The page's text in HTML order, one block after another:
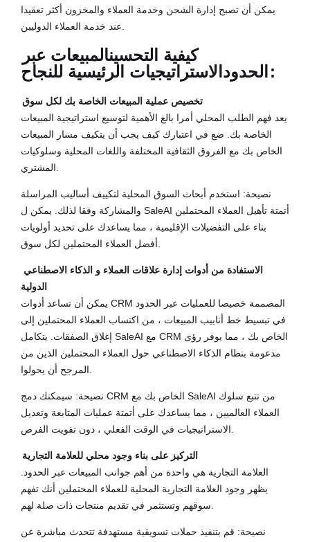
يمكن أن تصبح إدارة الشحن وخدمة العملاء والمخزون أكثر تعقيدا
عند خدمة العملاء الدوليين.
كيفية التحسينالمبيعات عبر
الحدود الاستراتيجيات الرئيسية للنجاح:
تخصيص عملية المبيعات الخاصة بك لكل سوق
يعد فهم الطلب المحلي أمرا بالغ الأهمية لتوسيع استراتيجية المبيعات
الخاصة بك. ضع في اعتبارك كيف يجب أن يتكيف مسار المبيعات
الخاص بك مع الفروق الثقافية المختلفة واللغات المحلية وسلوكيات
المشتري.
نصيحة: استخدم أبحاث السوق المحلية لتكييف أساليب المراسلة
والمشاركة وفقا لذلك. يمكن ل SaleAI أتمتة تأهيل العملاء المحتملين
بناء على التفضيلات الإقليمية ، مما يساعدك على تحديد أولويات
أفضل العملاء المحتملين لكل سوق.
الاستفادة من أدوات إدارة علاقات العملاء و الذكاء الاصطناعي
الدولية
يمكن أن تساعد أدوات CRM المصممة خصيصا للعمليات عبر الحدود
في تبسيط خط أنابيب المبيعات ، من اكتساب العملاء المحتملين إلى
إغلاق الصفقات. يتكامل SaleAI مع CRM الخاص بك ، مما يوفر رؤى
مدعومة بنظام الذكاء الاصطناعي حول العملاء المحتملين الذين من
المرجح أن يحولوا.
نصيحة: سيمكنك دمج CRM الخاص بك مع SaleAI من تتبع سلوك
العملاء العالميين ، مما يساعدك على أتمتة عمليات المتابعة وتعديل
الاستراتيجيات في الوقت الفعلي ، دون تفويت الفرص.
التركيز على بناء وجود محلي للعلامة التجارية
العلامة التجارية هي واحدة من أهم جوانب المبيعات عبر الحدود.
يظهر وجود العلامة التجارية المحلية للعملاء المحتملين أنك تفهم
سوقهم وتستثمر في تقديم منتجات ذات صلة لهم.
نصيحة: قم بتنفيذ حملات تسويقية مستهدفة تتحدث مباشرة عن